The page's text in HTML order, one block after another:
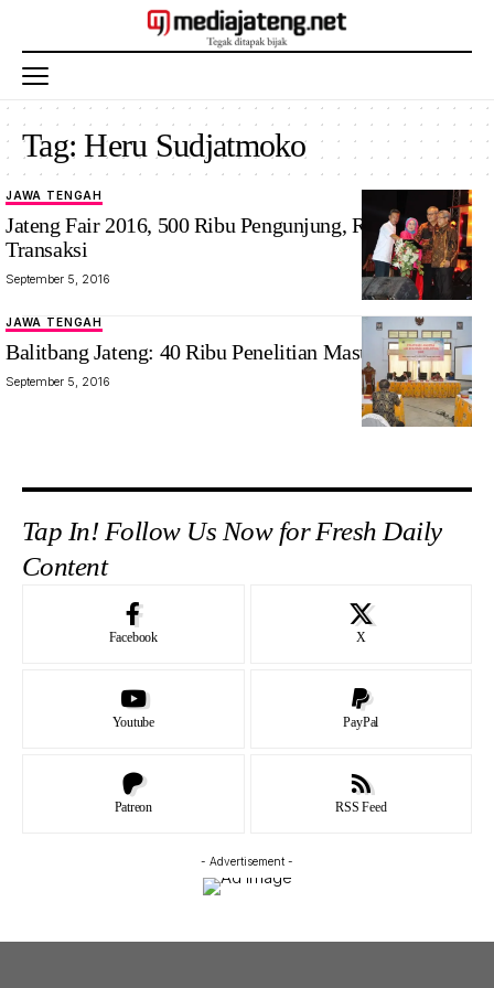
Tag:Heru Sudjatmoko
JAWA TENGAH
Jateng Fair 2016, 500 Ribu Pengunjung, Rp100 Miliar
Transaksi
September 5, 2016
JAWA TENGAH
Balitbang Jateng: 40 Ribu Penelitian Masuk SiDa
September 5, 2016
Tap In! Follow Us Now for Fresh Daily
Content
Facebook X
Youtube PayPal
Patreon RSS Feed
- Advertisement -